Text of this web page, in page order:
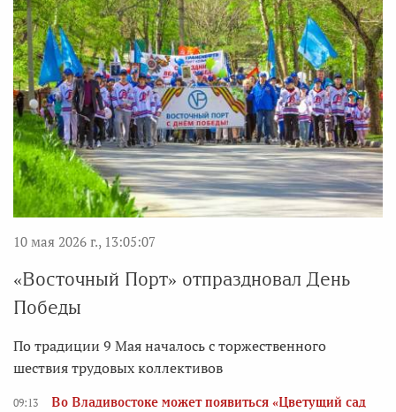
10 мая 2026 г., 13:05:07
«Восточный Порт» отпраздновал День
Победы
По традиции 9 Мая началось с торжественного
шествия трудовых коллективов
09:13
Во Владивостоке может появиться «Цветущий сад